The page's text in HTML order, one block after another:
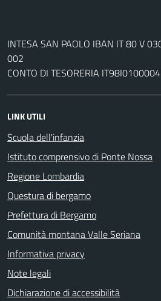
INTESA SAN PAOLO IBAN IT 80 V
002
CONTO DI TESORERIA
LINK UTILI
Scuola dell'infanzia
Istituto comprensivo di Ponte Nossa
Regione Lombardia
Questura di bergamo
Prefettura di Bergamo
Comunità montana Valle Seriana
Informativa privacy
Note legali
Dichiarazione di accessibilità